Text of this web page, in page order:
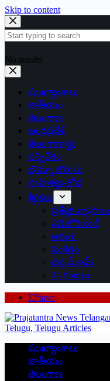
Skip to content
No results
ముఖ్యాంశాలు
జాతీయం
తెలంగాణ
ఆంధ్రప్రదేశ్
తెలంగాణార్థం
సన్నివేశం
బొమ్మా బొరుసు
సాహిత్యం-శోభ
శీర్షికలు
ప్రత్యేక వ్యాసాలు
ఎడిటోరియల్
అరుగు
సంకేతం
దక్కన్.కామ్
24 గంటలు
EPaper
ముఖ్యాంశాలు
జాతీయం
తెలంగాణ